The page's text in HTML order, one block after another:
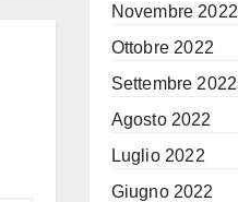
Novembre 2022
Ottobre 2022
Settembre 2022
Agosto 2022
Luglio 2022
Giugno 2022